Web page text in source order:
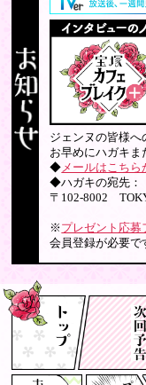
ジェンヌの皆様へ
お早めにハガキま
◆メールはこちら
◆ハガキの宛先：
〒102-8002
※ プレゼント応募
会員登録が必要で